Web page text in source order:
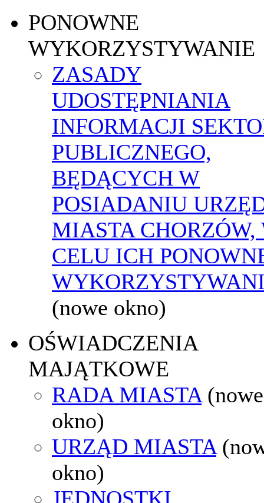
PONOWNE
WYKORZYSTYWANIE
ZASADY
UDOSTĘPNIANIA
INFORMACJI
PUBLICZNEGO,
BĘDĄCYCH W
POSIADANIU
MIASTA CHORZÓW,
CELU ICH
(nowe okno)
OŚWIADCZENIA
MAJĄTKOWE
RADA MIASTA (nowe
okno)
URZĄD MIASTA
okno)